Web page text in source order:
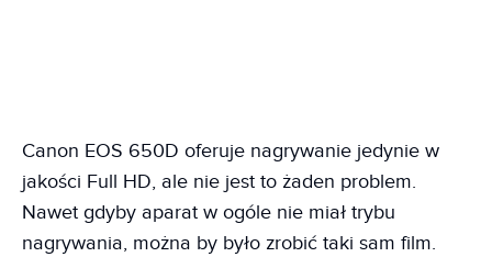
Canon EOS 650D oferuje nagrywanie jedynie w
jakości Full HD, ale nie jest to żaden problem.
Nawet gdyby aparat w ogóle nie miał trybu
nagrywania, można by było zrobić taki sam film.